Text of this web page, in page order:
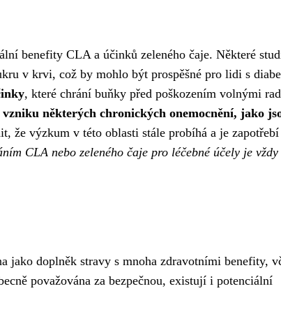
benefity CLA a účinků zeleného čaje. Některé
v krvi, což by mohlo být prospěšné pro lidi s
, které chrání buňky před poškozením volnými
některých chronických onemocnění, jako
že výzkum v této oblasti stále probíhá a je
CLA nebo zeleného čaje pro léčebné účely je vždy
jako doplněk stravy s mnoha zdravotními benefity,
považována za bezpečnou, existují i ​​potenciální